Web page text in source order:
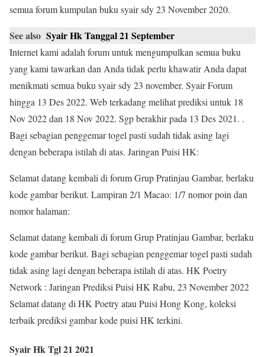
semua forum kumpulan buku syair sdy 23 November 2020.
See also Syair Hk Tanggal 21 September
Internet kami adalah forum untuk mengumpulkan semua buku
yang kami tawarkan dan Anda tidak perlu khawatir Anda dapat
menikmati semua buku syair sdy 23 november. Syair Forum
hingga 13 Des 2022. Web terkadang melihat prediksi untuk 18
Nov 2022 dan 18 Nov 2022. Sgp berakhir pada 13 Des 2021. .
Bagi sebagian penggemar togel pasti sudah tidak asing lagi
dengan beberapa istilah di atas. Jaringan Puisi HK:
Selamat datang kembali di forum Grup Pratinjau Gambar, berlaku
kode gambar berikut. Lampiran 2/1 Macao: 1/7 nomor poin dan
nomor halaman:
Selamat datang kembali di forum Grup Pratinjau Gambar, berlaku
kode gambar berikut. Bagi sebagian penggemar togel pasti sudah
tidak asing lagi dengan beberapa istilah di atas. HK Poetry
Network : Jaringan Prediksi Puisi HK Rabu, 23 November 2022
Selamat datang di HK Poetry atau Puisi Hong Kong, koleksi
terbaik prediksi gambar kode puisi HK terkini.
Syair Hk Tgl 21 2021